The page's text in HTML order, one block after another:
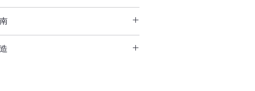
度大過 4mm 需要加大尺寸。